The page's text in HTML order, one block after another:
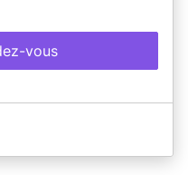
vous